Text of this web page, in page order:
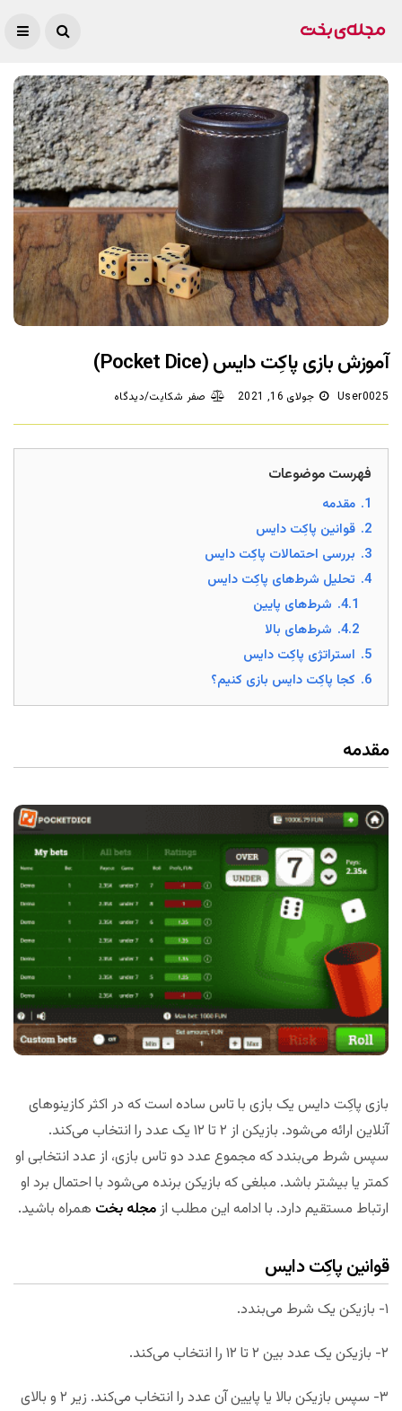
آموزش بازی پاکِت دایس (Pocket Dice)
User0025 جولای 16, 2021 صفر شکایت/دیدگاه
فهرست موضوعات
1. مقدمه
2. قوانین پاکِت دایس
3. بررسی احتمالات پاکِت دایس
4. تحلیل شرط‌های پاکِت دایس
4.1. شرط‌های پایین
4.2. شرط‌های بالا
5. استراتژی پاکِت دایس
6. کجا پاکِت دایس بازی کنیم؟
مقدمه
بازی پاکِت دایس یک بازی با تاس ساده است که در اکثر کازینو‌های
آنلاین ارائه می‌شود. بازیکن از ۲ تا ۱۲ یک عدد را انتخاب می‌کند.
سپس شرط می‌بندد که مجموع عدد دو تاس بازی، از عدد انتخابی او
کمتر یا بیشتر باشد. مبلغی که بازیکن برنده می‌شود با احتمال برد او
ارتباط مستقیم دارد. با ادامه این مطلب ازمجله بخت همراه باشید.
قوانین پاکِت دایس
۱- بازیکن یک شرط می‌بندد.
۲- بازیکن یک عدد بین ۲ تا ۱۲ را انتخاب می‌کند.
۳- سپس بازیکن بالا یا پایین آن عدد را انتخاب می‌کند. زیر ۲ و بالای